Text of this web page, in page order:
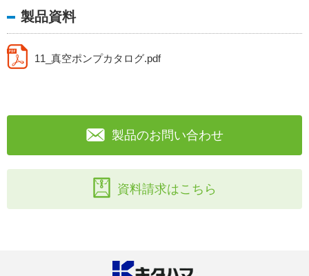
製品資料
11_真空ポンプカタログ.pdf
製品のお問い合わせ
資料請求はこちら